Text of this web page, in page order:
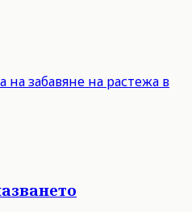
забавяне на растежа в